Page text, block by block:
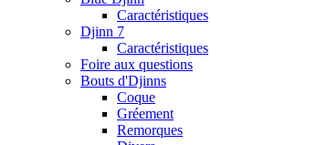
Caractéristiques
Djinn 7
Caractéristiques
Foire aux questions
Bouts d'Djinns
Coque
Gréement
Remorques